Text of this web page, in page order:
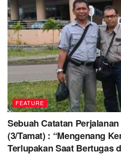
FEATURE
Sebuah Catatan
(3/Tamat) : “Mengenang
Terlupakan Saat Bertugas